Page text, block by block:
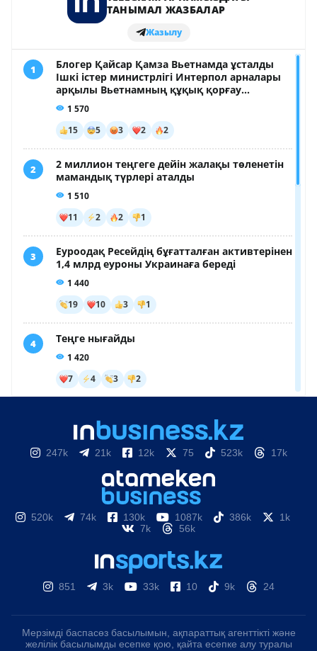
247k 21k 12k 75 523k 17k
520k 74k 130k 1087k 386k
1k
7k
56k
851 3k 33k 10 9k 24
Мерзімді баспасөз басылымын, ақпараттық агенттікті және
желілік басылымды есепке қою, қайта есепке алу туралы